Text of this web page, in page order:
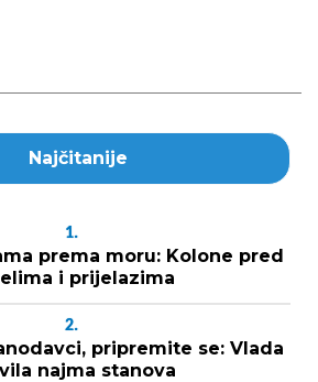
Najčitanije
1.
prema moru: Kolone pred
i prijelazima
2.
pripremite se: Vlada
najma stanova